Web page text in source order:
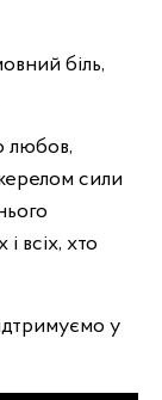
біль,
любов,
сили
всіх, хто
у